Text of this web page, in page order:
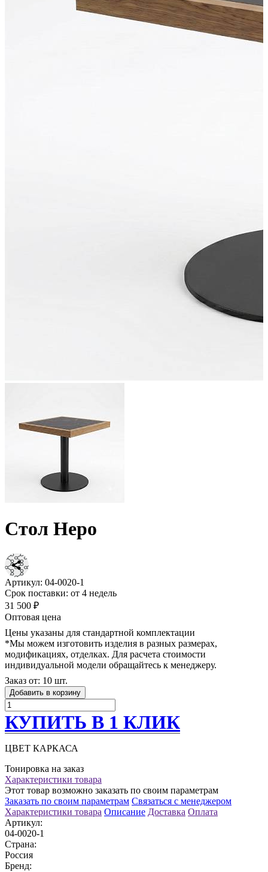
Стол Неро
Артикул: 04-0020-1
Срок поставки: от 4 недель
31 500 ₽
Оптовая цена
Цены указаны для стандартной комплектации
*Мы можем изготовить изделия в разных размерах,
модификациях, отделках. Для расчета стоимости
индивидуальной модели обращайтесь к менеджеру.
Заказ от: 10 шт.
Добавить в корзину
КУПИТЬ В 1 КЛИК
ЦВЕТ КАРКАСА
Тонировка на заказ
Характеристики товара
Этот товар возможно заказать по своим параметрам
Заказать по своим параметрам Связаться с менеджером
Характеристики товара Описание Доставка Оплата
Артикул:
04-0020-1
Страна:
Россия
Бренд: